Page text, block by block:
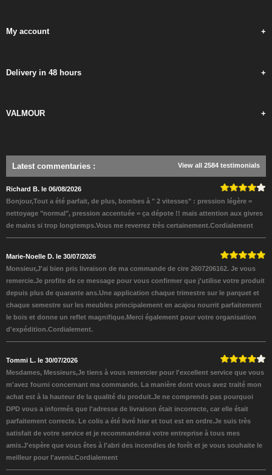
My account +
Delivery in 48 hours +
VALMOUR +
Latest commentaries : View all 2584 testimonials
Richard B. le 06/08/2026
Bonjour,Tout a été parfait, de plus, bombes à " 2 vitesses" : pression légère =
nettoyage "normal", pression accentuée = ça dépote !! mais attention aux givres
de mains si trop longtemps.Vous me reverrez très certainement.Cordialement
Marie-Noelle D. le 30/07/2026
Monsieur,J'ai bien pris livraison de ma commande de cire 2607206162. Je vous
remercie.Je profite de ce message pour vous confirmer que j'utilise votre produit
depuis plus de quarante ans.Une application chaque trimestre sur le parquet et
chaque semestre sur les meubles principalement en acajou nourrit parfaitement
le bois et donne un reflet magnifique.Merci également pour votre organisation
d'expédition.Cordialement.
Tommi L. le 30/07/2026
Mesdames, Messieurs,Je tiens à vous remercier pour l'excellent service que vous
m'avez fourni concernant ma commande. La manière dont vous avez traité mon
achat est à la hauteur de la qualité du produit.Je ne comprends pas pourquoi
DPD vous a informés que l'adresse de livraison était incorrecte, car elle était
parfaitement correcte. Le colis a été livré hier et tout est en ordre.Je suis très
satisfait de votre service et je recommanderai votre entreprise à tous mes
amis.J'espère que vous êtes à l'abri des incendies de forêt et je vous souhaite le
meilleur pour l'avenir.Cordialement